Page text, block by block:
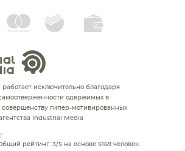
работает исключительно благодаря
одержимых в
совершенству гипер-мотивированных
Industrial Media
рейтинг: 3/5 на основе 5169 человек.